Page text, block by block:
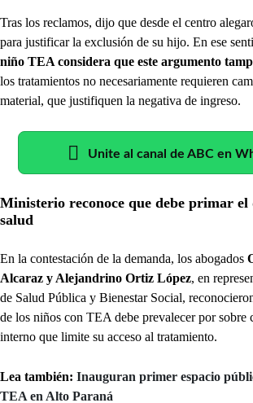
Tras los reclamos, dijo que desde el centro
para justificar la exclusión de su hijo. En ese
niño TEA considera que este argumento
los tratamientos no necesariamente requieren
material, que justifiquen la negativa de ingreso.
Unite al canal de ABC en
Ministerio reconoce que debe primar el
salud
En la contestación de la demanda, los abogados
Alcaraz y Alejandrino Ortiz López, en
de Salud Pública y Bienestar Social,
de los niños con TEA debe prevalecer por sobre
interno que limite su acceso al tratamiento.
Lea también: Inauguran primer espacio
TEA en Alto Paraná